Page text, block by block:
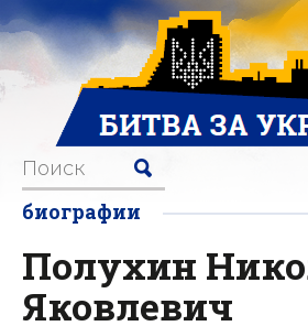
биографии
Полухин
Яковлевич